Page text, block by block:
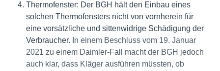
Thermofenster: Der BGH hält den Einbau eines
solchen Thermofensters nicht von vornherein für
eine vorsätzliche und sittenwidrige Schädigung der
Verbraucher. In einem Beschluss vom 19. Januar
2021 zu einem Daimler-Fall macht der BGH jedoch
auch klar, dass Kläger ausführen müssten, ob